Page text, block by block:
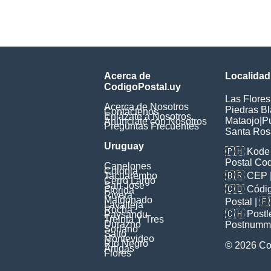
Acerca de
CodigoPostal.uy
Acerca de Nosotros
Contáctenos
Enlázate a Nosotros
Anúnciate con Nosotros
Preguntas Frecuentes
Uruguay
Canelones
Colonia
Tacuarembo
Cerro Largo
San Jose
Florida
Rivera
Maldonado
Lavalleja
Rocha
Paysandu
Treinta Y Tres
Durazno
Soriano
Salto
Montevideo
Rio Negro
Artigas
Flores
Las Flores
Piedras
Mataojo
Santa
🇵🇭
Postal
🇧🇷 CEP
🇨🇴
Poștal
|
🇨🇭
© 2026